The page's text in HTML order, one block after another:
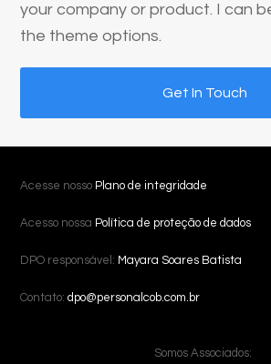
your company or product. I can
the theme options.
Get In Touch
Acesse nosso Plano de integridade
Acesso nossa Política de proteção de dados
DPO responsável: Mayara Soares Batista
Contato:dpo@personalcob.com.br
Somos Associados: